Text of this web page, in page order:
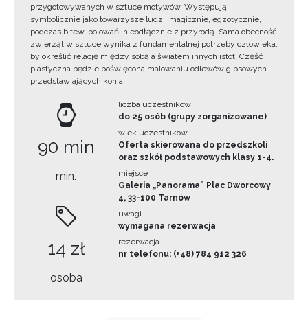
przygotowywanych w sztuce motywów. Występują
symbolicznie jako towarzysze ludzi, magicznie, egzotycznie,
podczas bitew, polowań, nieodłącznie z przyrodą. Sama obecność
zwierząt w sztuce wynika z fundamentalnej potrzeby człowieka,
by określić relację między sobą a światem innych istot. Część
plastyczna będzie poświęcona malowaniu odlewów gipsowych
przedstawiających konia.
90 min
min.
14 zł
osoba
liczba uczestników
do 25 osób (grupy zorganizowane)
wiek uczestników
Oferta skierowana do przedszkoli
oraz szkół podstawowych klasy 1-4.
miejsce
Galeria „Panorama” Plac Dworcowy
4, 33-100 Tarnów
uwagi
wymagana rezerwacja
rezerwacja
nr telefonu: (+48) 784 912 326